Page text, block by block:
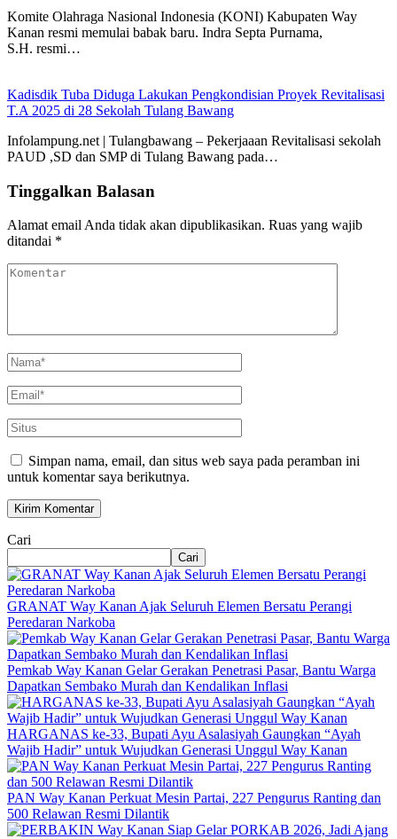
Komite Olahraga Nasional Indonesia (KONI) Kabupaten Way
Kanan resmi memulai babak baru. Indra Septa Purnama,
S.H. resmi…
Kadisdik Tuba Diduga Lakukan Pengkondisian Proyek Revitalisasi
T.A 2025 di 28 Sekolah Tulang Bawang
Infolampung.net | Tulangbawang – Pekerjaaan Revitalisasi sekolah
PAUD ,SD dan SMP di Tulang Bawang pada…
Tinggalkan Balasan
Alamat email Anda tidak akan dipublikasikan. Ruas yang wajib
ditandai *
Simpan nama, email, dan situs web saya pada peramban ini
untuk komentar saya berikutnya.
Cari
Cari
GRANAT Way Kanan Ajak Seluruh Elemen Bersatu Perangi
Peredaran Narkoba
Pemkab Way Kanan Gelar Gerakan Penetrasi Pasar, Bantu Warga
Dapatkan Sembako Murah dan Kendalikan Inflasi
HARGANAS ke-33, Bupati Ayu Asalasiyah Gaungkan “Ayah
Wajib Hadir” untuk Wujudkan Generasi Unggul Way Kanan
PAN Way Kanan Perkuat Mesin Partai, 227 Pengurus Ranting dan
500 Relawan Resmi Dilantik